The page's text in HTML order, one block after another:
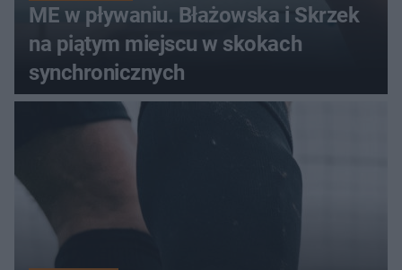
ME w pływaniu. Błażowska i Skrzek
na piątym miejscu w skokach
synchronicznych